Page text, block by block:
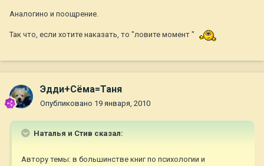
Аналогино и поощрение.
Так что, если хотите наказать, то "ловите момент "
Эдди+Сёма=Таня
Опубликовано 19 января, 2010
Наталья и Стив сказал:
Автору темы: в большинстве книг по психологии и